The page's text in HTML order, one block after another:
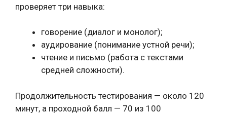
проверяет три навыка:
говорение (диалог и монолог);
аудирование (понимание устной речи);
чтение и письмо (работа с текстами
средней сложности).
Продолжительность тестирования — около 120
минут, а проходной балл — 70 из 100